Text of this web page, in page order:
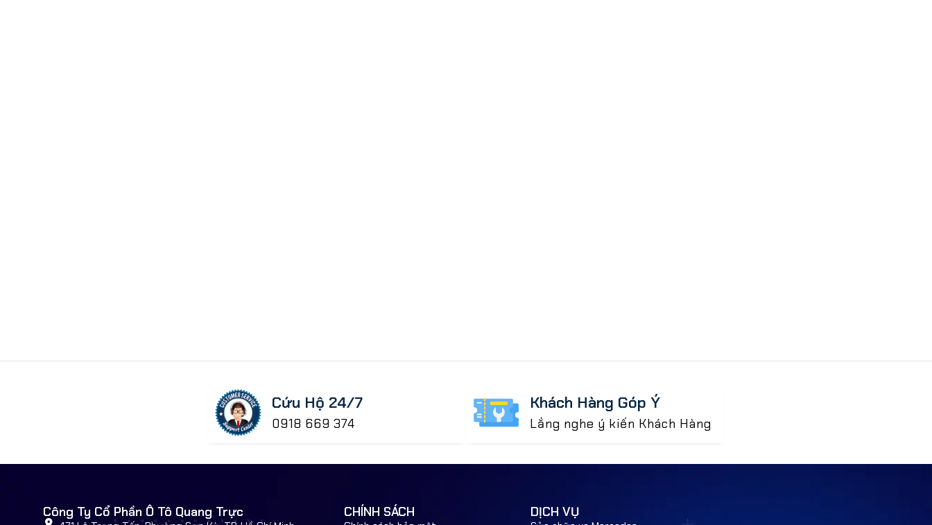
Cứu Hộ 24/7
0918 669 374
Khách Hàng Góp Ý
Lắng nghe ý kiến Khách Hàng
Công Ty Cổ Phần Ô Tô Quang Trực CHÍNH SÁCH DỊCH VỤ